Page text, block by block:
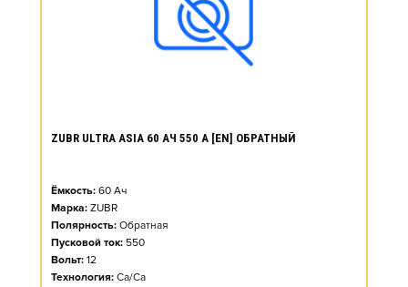
ZUBR ULTRA ASIA 60 АЧ 550 А [EN] ОБРАТНЫЙ
Ёмкость: 60 Ач
Марка: ZUBR
Полярность: Обратная
Пусковой ток: 550
Вольт: 12
Технология: Ca/Ca